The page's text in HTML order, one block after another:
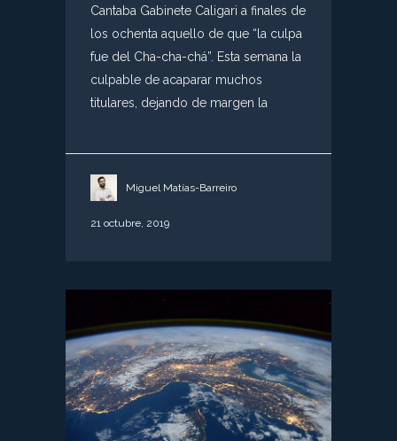
Cantaba Gabinete Caligari a finales de
los ochenta aquello de que “la culpa
fue del Cha-cha-chá”. Esta semana la
culpable de acaparar muchos
titulares, dejando de margen la
Miguel Matías-Barreiro
21 octubre, 2019